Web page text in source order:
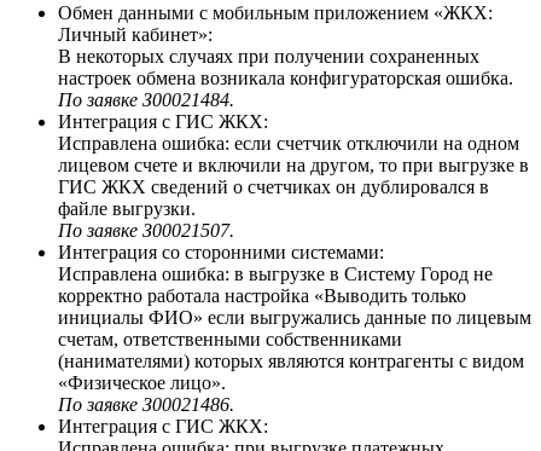
Обмен данными с мобильным приложением «ЖКХ:
Личный кабинет»:
В некоторых случаях при получении сохраненных
настроек обмена возникала конфигураторская ошибка.
По заявке З00021484.
Интеграция с ГИС ЖКХ:
Исправлена ошибка: если счетчик отключили на одном
лицевом счете и включили на другом, то при выгрузке в
ГИС ЖКХ сведений о счетчиках он дублировался в
файле выгрузки.
По заявке З00021507.
Интеграция со сторонними системами:
Исправлена ошибка: в выгрузке в Систему Город не
корректно работала настройка «Выводить только
инициалы ФИО» если выгружались данные по лицевым
счетам, ответственными собственниками
(нанимателями) которых являются контрагенты с видом
«Физическое лицо».
По заявке З00021486.
Интеграция с ГИС ЖКХ: